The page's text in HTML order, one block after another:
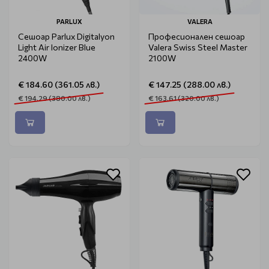
PARLUX
Сешоар Parlux Digitalyon
Light Air Ionizer Blue
2400W
€ 184.60 (361.05 лв.)
€ 194.29 (380.00 лв.)
VALERA
Професионален сешоар
Valera Swiss Steel Master
2100W
€ 147.25 (288.00 лв.)
€ 163.61 (320.00 лв.)